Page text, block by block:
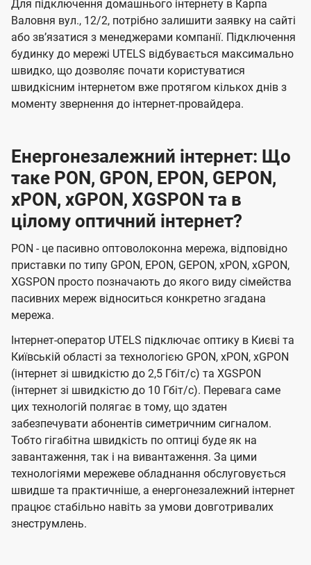
Для підключення домашнього інтернету в Карпа
Валовня вул., 12/2, потрібно залишити заявку на сайті
або звʼязатися з менеджерами компанії. Підключення
будинку до мережі UTELS відбувається максимально
швидко, що дозволяє почати користуватися
швидкісним інтернетом вже протягом кількох днів з
моменту звернення до інтернет-провайдера.
Енергонезалежний інтернет: Що
таке PON, GPON, EPON, GEPON,
xPON, xGPON, XGSPON та в
цілому оптичний інтернет?
PON - це пасивно оптоволоконна мережа, відповідно
приставки по типу GPON, EPON, GEPON, xPON, xGPON,
XGSPON просто позначають до якого виду сімейства
пасивних мереж відноситься конкретно згадана
мережа.
Інтернет-оператор UTELS підключає оптику в Києві та
Київській області за технологією GPON, xPON, xGPON
(інтернет зі швидкістю до 2,5 Гбіт/с) та XGSPON
(інтернет зі швидкістю до 10 Гбіт/с). Перевага саме
цих технологій полягає в тому, що здатен
забезпечувати абонентів симетричним сигналом.
Тобто гігабітна швидкість по оптиці буде як на
завантаження, так і на вивантаження. За цими
технологіями мережеве обладнання обслуговується
швидше та практичніше, а енергонезалежний інтернет
працює стабільно навіть за умови довготривалих
знеструмлень.